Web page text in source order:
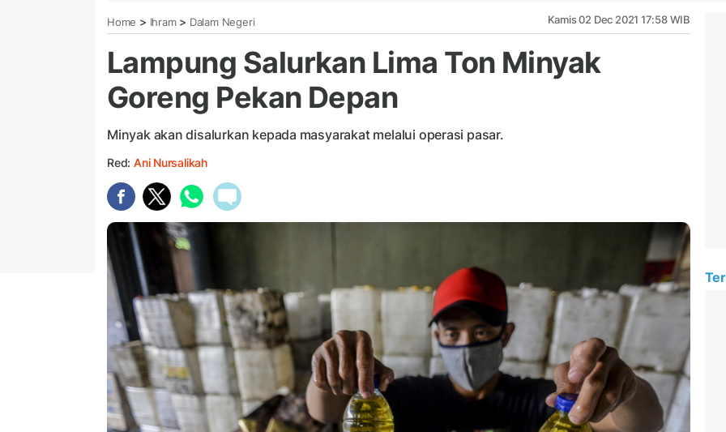
Home > Ihram> Dalam Negeri Kamis 02 Dec 2021 17:58 WIB
Lampung Salurkan Lima Ton Minyak
Goreng Pekan Depan
Minyak akan disalurkan kepada masyarakat melalui operasi pasar.
Red: Ani Nursalikah